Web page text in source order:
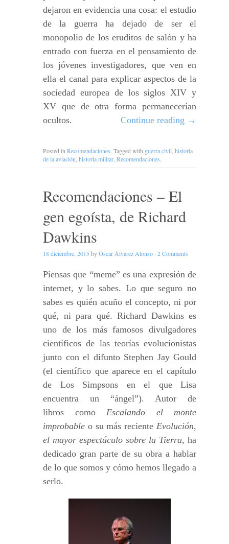
dejaron en evidencia una cosa: el estudio
de la guerra ha dejado de ser el
monopolio de los eruditos de salón y ha
entrado con fuerza en el pensamiento de
los jóvenes investigadores, que ven en
ella el canal para explicar aspectos de la
sociedad europea de los siglos XIV y
XV que de otra forma permanecerían
ocultos.
Continue reading →
Posted in Recomendaciones. Tagged with guerra civil historia
de la aviación historia militar Recomendaciones.
Recomendaciones – El
gen egoísta, de Richard
Dawkins
18 diciembre, 2015 byÓscar Álvarez Alonso · 2 Comments
Piensas que “meme” es una expresión de
internet, y lo sabes. Lo que seguro no
sabes es quién acuño el concepto, ni por
qué, ni para qué. Richard Dawkins es
uno de los más famosos divulgadores
científicos de las teorías evolucionistas
junto con el difunto Stephen Jay Gould
(el científico que aparece en el capítulo
de Los Simpsons en el que Lisa
encuentra un “ángel”). Autor de
libros como Escalando el monte
improbable o su más reciente Evolución,
el mayor espectáculo sobre la Tierra, ha
dedicado gran parte de su obra a hablar
de lo que somos y cómo hemos llegado a
serlo.